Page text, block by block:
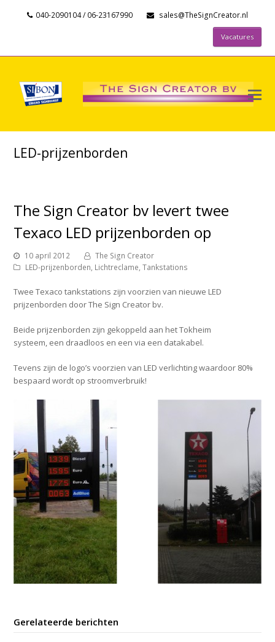
040-2090104 / 06-23167990 sales@TheSignCreator.nl
Vacatures
LED-prijzenborden
The Sign Creator bv levert twee
Texaco LED prijzenborden op
10 april 2012
The Sign Creator
LED-prijzenborden, Lichtreclame,Tankstations
Twee Texaco tankstations zijn voorzien van nieuwe LED
prijzenborden door The Sign Creator bv.
Beide prijzenborden zijn gekoppeld aan het Tokheim
systeem, een draadloos en een via een datakabel.
Tevens zijn de logo’s voorzien van LED verlichting waardoor 80%
bespaard wordt op stroomverbruik!
Gerelateerde berichten